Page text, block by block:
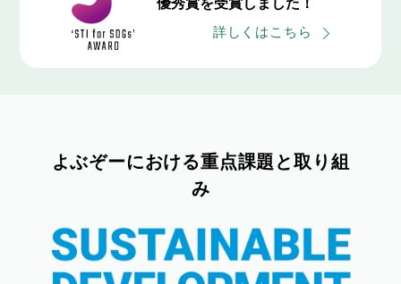
詳しくはこちら
よぶぞーにおける重点課題と取り組
み